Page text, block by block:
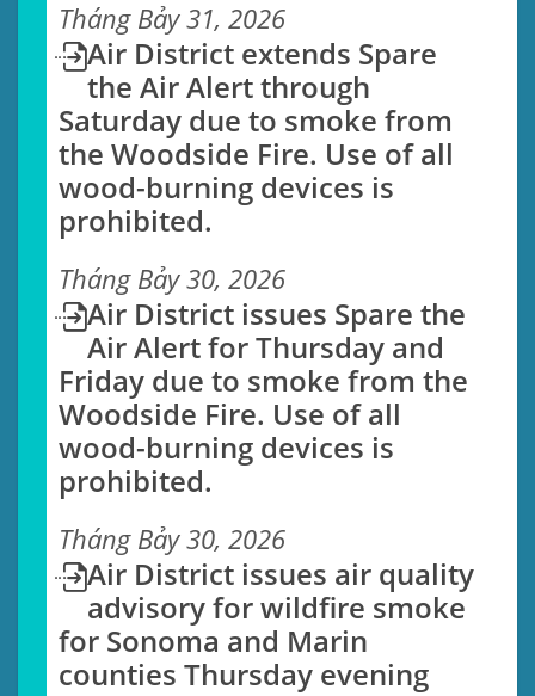
Điều Lệ Theo Dõi Khí
Thải Từ Nhà Máy Lọc
Tìm hiểu về điều lệ Địa Hạt
Khí đang soạn thảo cho các nhà
máy tinh chế trong Vùng Vịnh.
LEARN MORE
Previous
Tháng Bảy 31, 2026
Air District extends Spare
the Air Alert through
Saturday due to smoke from
the Woodside Fire. Use of all
wood-burning devices is
prohibited.
Tháng Bảy 30, 2026
Air District issues Spare the
Air Alert for Thursday and
Friday due to smoke from the
Woodside Fire. Use of all
wood-burning devices is
prohibited.
Tháng Bảy 30, 2026
Air District issues air quality
advisory for wildfire smoke
for Sonoma and Marin
counties Thursday evening